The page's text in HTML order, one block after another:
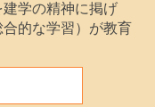
建学の精神に掲げ
的な学習）が教育